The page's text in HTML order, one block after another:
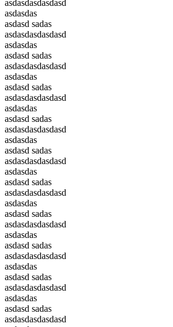
asdasdasdasdasd
asdasdas
asdasd sadas
asdasdasdasdasd
asdasdas
asdasd sadas
asdasdasdasdasd
asdasdas
asdasd sadas
asdasdasdasdasd
asdasdas
asdasd sadas
asdasdasdasdasd
asdasdas
asdasd sadas
asdasdasdasdasd
asdasdas
asdasd sadas
asdasdasdasdasd
asdasdas
asdasd sadas
asdasdasdasdasd
asdasdas
asdasd sadas
asdasdasdasdasd
asdasdas
asdasd sadas
asdasdasdasdasd
asdasdas
asdasd sadas
asdasdasdasdasd